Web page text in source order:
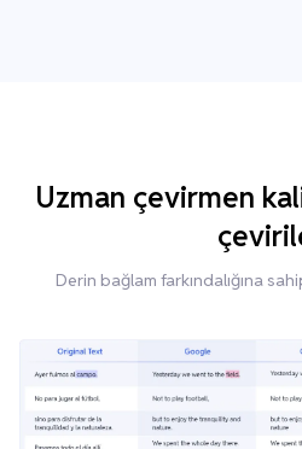
Uzman çevirmen
Derin bağlam farkındalığına